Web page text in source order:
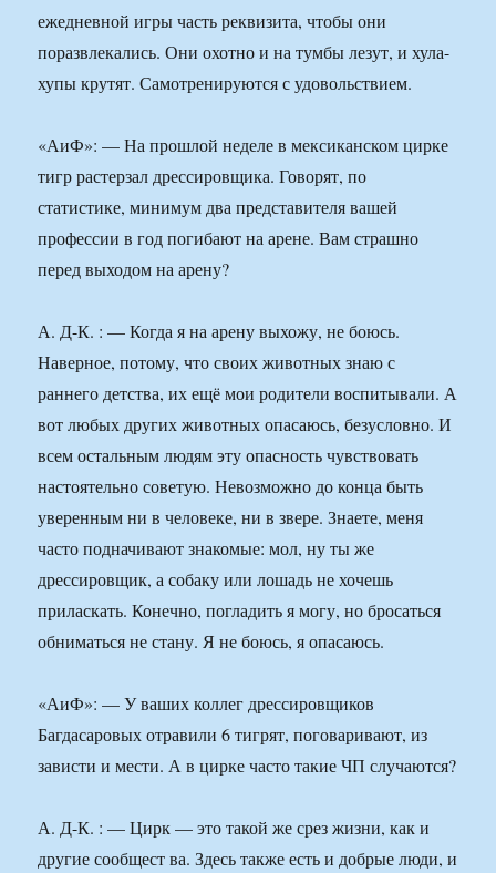
ежедневной игры часть реквизита, чтобы они
поразвлекались. Они охотно и на тумбы лезут, и хула-
хупы крутят. Самотренируются с удовольствием.
«АиФ»: — На прошлой неделе в мексиканском цирке
тигр растерзал дрессировщика. Говорят, по
статистике, минимум два представителя вашей
профессии в год погибают на арене. Вам страшно
перед выходом на арену?
А. Д-К. : — Когда я на арену выхожу, не боюсь.
Наверное, потому, что своих животных знаю с
раннего детства, их ещё мои родители воспитывали. А
вот любых других животных опасаюсь, безусловно. И
всем остальным людям эту опасность чувствовать
настоятельно советую. Невозможно до конца быть
уверенным ни в человеке, ни в звере. Знаете, меня
часто подначивают знакомые: мол, ну ты же
дрессировщик, а собаку или лошадь не хочешь
приласкать. Конечно, погладить я могу, но бросаться
обниматься не стану. Я не боюсь, я опасаюсь.
«АиФ»: — У ваших коллег дрессировщиков
Багдасаровых отравили 6 тигрят, поговаривают, из
зависти и мести. А в цирке часто такие ЧП случаются?
А. Д-К. : — Цирк — это такой же срез жизни, как и
другие сообщест ва. Здесь также есть и добрые люди, и